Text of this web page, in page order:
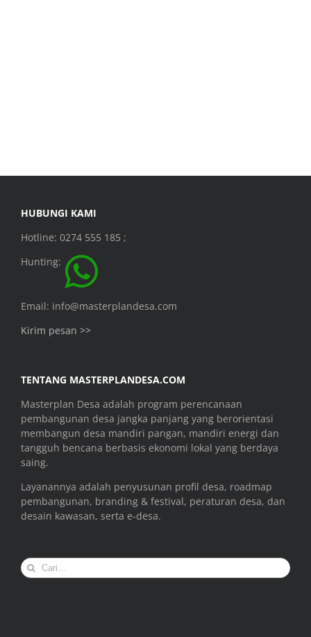
HUBUNGI KAMI
Hotline: 0274 555 185 ;
Hunting:
Email: info@masterplandesa.com
Kirim pesan >>
TENTANG MASTERPLANDESA.COM
Masterplan Desa adalah program perencanaan
pembangunan desa jangka panjang yang berorientasi
membangun desa mandiri pangan, mandiri energi dan
tangguh bencana berbasis ekonomi lokal yang berdaya
saing.
Layanannya adalah penyusunan profil desa, roadmap
pembangunan, branding & festival, peraturan desa, dan
desain kawasan, serta e-desa.
Search
for: